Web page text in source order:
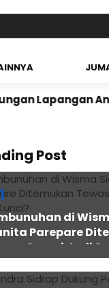
Andi
Post
di
Parepare
Suami Jadi